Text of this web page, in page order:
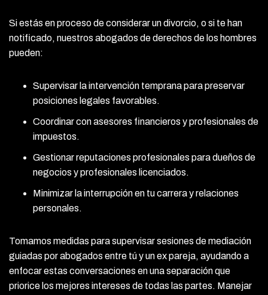
Si estás en proceso de considerar un divorcio, o si te han
notificado, nuestros abogados de derechos de los hombres
pueden:
Supervisar la intervención temprana para preservar
posiciones legales favorables.
Coordinar con asesores financieros y profesionales de
impuestos.
Gestionar reputaciones profesionales para dueños de
negocios y profesionales licenciados.
Minimizar la interrupción en tu carrera y relaciones
personales.
Tomamos medidas para supervisar sesiones de mediación
guiadas por abogados entre tú y un ex pareja, ayudando a
enfocar estas conversaciones en una separación que
priorice los mejores intereses de todas las partes. Manejar